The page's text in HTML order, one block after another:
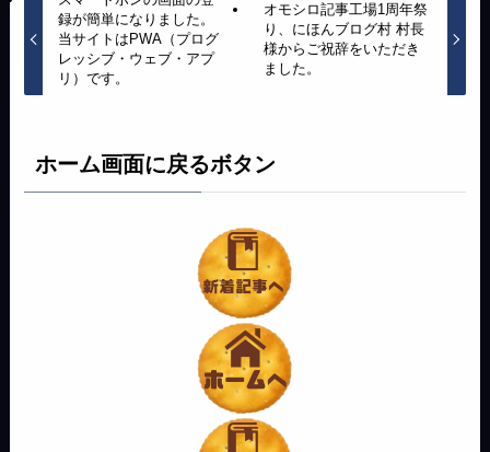
録が簡単になりました。
当サイトはPWA（プログ
レッシブ・ウェブ・アプ
リ）です。
オモシロ記事工場1周年祭
り、にほんブログ村 村長
様からご祝辞をいただき
ました。
ホーム画面に戻るボタン